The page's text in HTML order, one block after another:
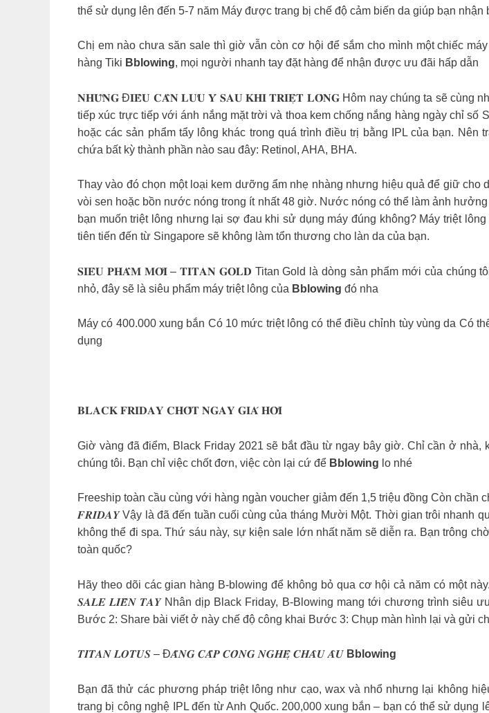
thể sử dụng lên đến 5-7 năm Máy được trang bị chế độ cảm biến da giúp bạn
Chị em nào chưa săn sale thì giờ vẫn còn cơ hội để sắm cho mình một chiếc
hàng Tiki Bblowing, mọi người nhanh tay đặt hàng để nhận được ưu đãi hấp dẫn
𝐍𝐇𝐔̛̃𝐍𝐆 Đ𝐈𝐄̂̀𝐔 𝐂𝐀̂̀𝐍 𝐋𝐔̛𝐔 𝐘́ 𝐒𝐀𝐔 𝐊𝐇𝐈 𝐓𝐑𝐈𝐄̣̂𝐓 𝐋𝐎̂𝐍𝐆 Hôm nay chúng ta sẽ cùng
tiếp xúc trực tiếp với ánh nắng mặt trời và thoa kem chống nắng hàng ngày chỉ
hoặc các sản phẩm tẩy lông khác trong quá trình điều trị bằng IPL của bạn.
chứa bất kỳ thành phần nào sau đây: Retinol, AHA, BHA.
Thay vào đó chọn một loại kem dưỡng ẩm nhẹ nhàng nhưng hiệu quả để giữ
vòi sen hoặc bồn nước nóng trong ít nhất 48 giờ. Nước nóng có thể làm ảnh
bạn muốn triệt lông nhưng lại sợ đau khi sử dụng máy đúng không? Máy triệt
tiên tiến đến từ Singapore sẽ không làm tổn thương cho làn da của bạn.
𝐒𝐈𝐄̂𝐔 𝐏𝐇𝐀̂̉𝐌 𝐌𝐎̛́𝐈 – 𝐓𝐈𝐓𝐀𝐍 𝐆𝐎𝐋𝐃 Titan Gold là dòng sản phẩm mới của chúng
nhỏ, đây sẽ là siêu phẩm máy triệt lông của Bblowing đó nha
Máy có 400.000 xung bắn Có 10 mức triệt lông có thể điều chỉnh tùy vùng da Có
dụng
𝐁𝐋𝐀𝐂𝐊 𝐅𝐑𝐈𝐃𝐀𝐘 𝐂𝐇𝐎̂́𝐓 𝐍𝐆𝐀𝐘 𝐆𝐈𝐀́ 𝐇𝐎̛̀𝐈
Giờ vàng đã điểm, Black Friday 2021 sẽ bắt đầu từ ngay bây giờ. Chỉ cần ở
chúng tôi. Bạn chỉ việc chốt đơn, việc còn lại cứ để Bblowing lo nhé
Freeship toàn cầu cùng với hàng ngàn voucher giảm đến 1,5 triệu đồng Còn
𝑭𝑹𝑰𝑫𝑨𝒀 Vậy là đã đến tuần cuối cùng của tháng Mười Một. Thời gian trôi nhanh
không thể đi spa. Thứ sáu này, sự kiện sale lớn nhất năm sẽ diễn ra. Bạn trông
toàn quốc?
Hãy theo dõi các gian hàng B-blowing để không bỏ qua cơ hội cả năm có một
𝑺𝑨𝑳𝑬 𝑳𝑰𝑬̂̀𝑵 𝑻𝑨𝒀 Nhân dịp Black Friday, B-Blowing mang tới chương trình siêu
Bước 2: Share bài viết ở này chế độ công khai Bước 3: Chụp màn hình lại và gửi
𝑻𝑰𝑻𝑨𝑵 𝑳𝑶𝑻𝑼𝑺 – Đ𝑨̆̉𝑵𝑮 𝑪𝑨̂́𝑷 𝑪𝑶̂𝑵𝑮 𝑵𝑮𝑯𝑬̣̂ 𝑪𝑯𝑨̂𝑼 𝑨̂𝑼 Bblowing
Bạn đã thử các phương pháp triệt lông như cạo, wax và nhổ nhưng lại không
trang bị công nghệ IPL đến từ Anh Quốc. 200,000 xung bắn – bạn có thể sử